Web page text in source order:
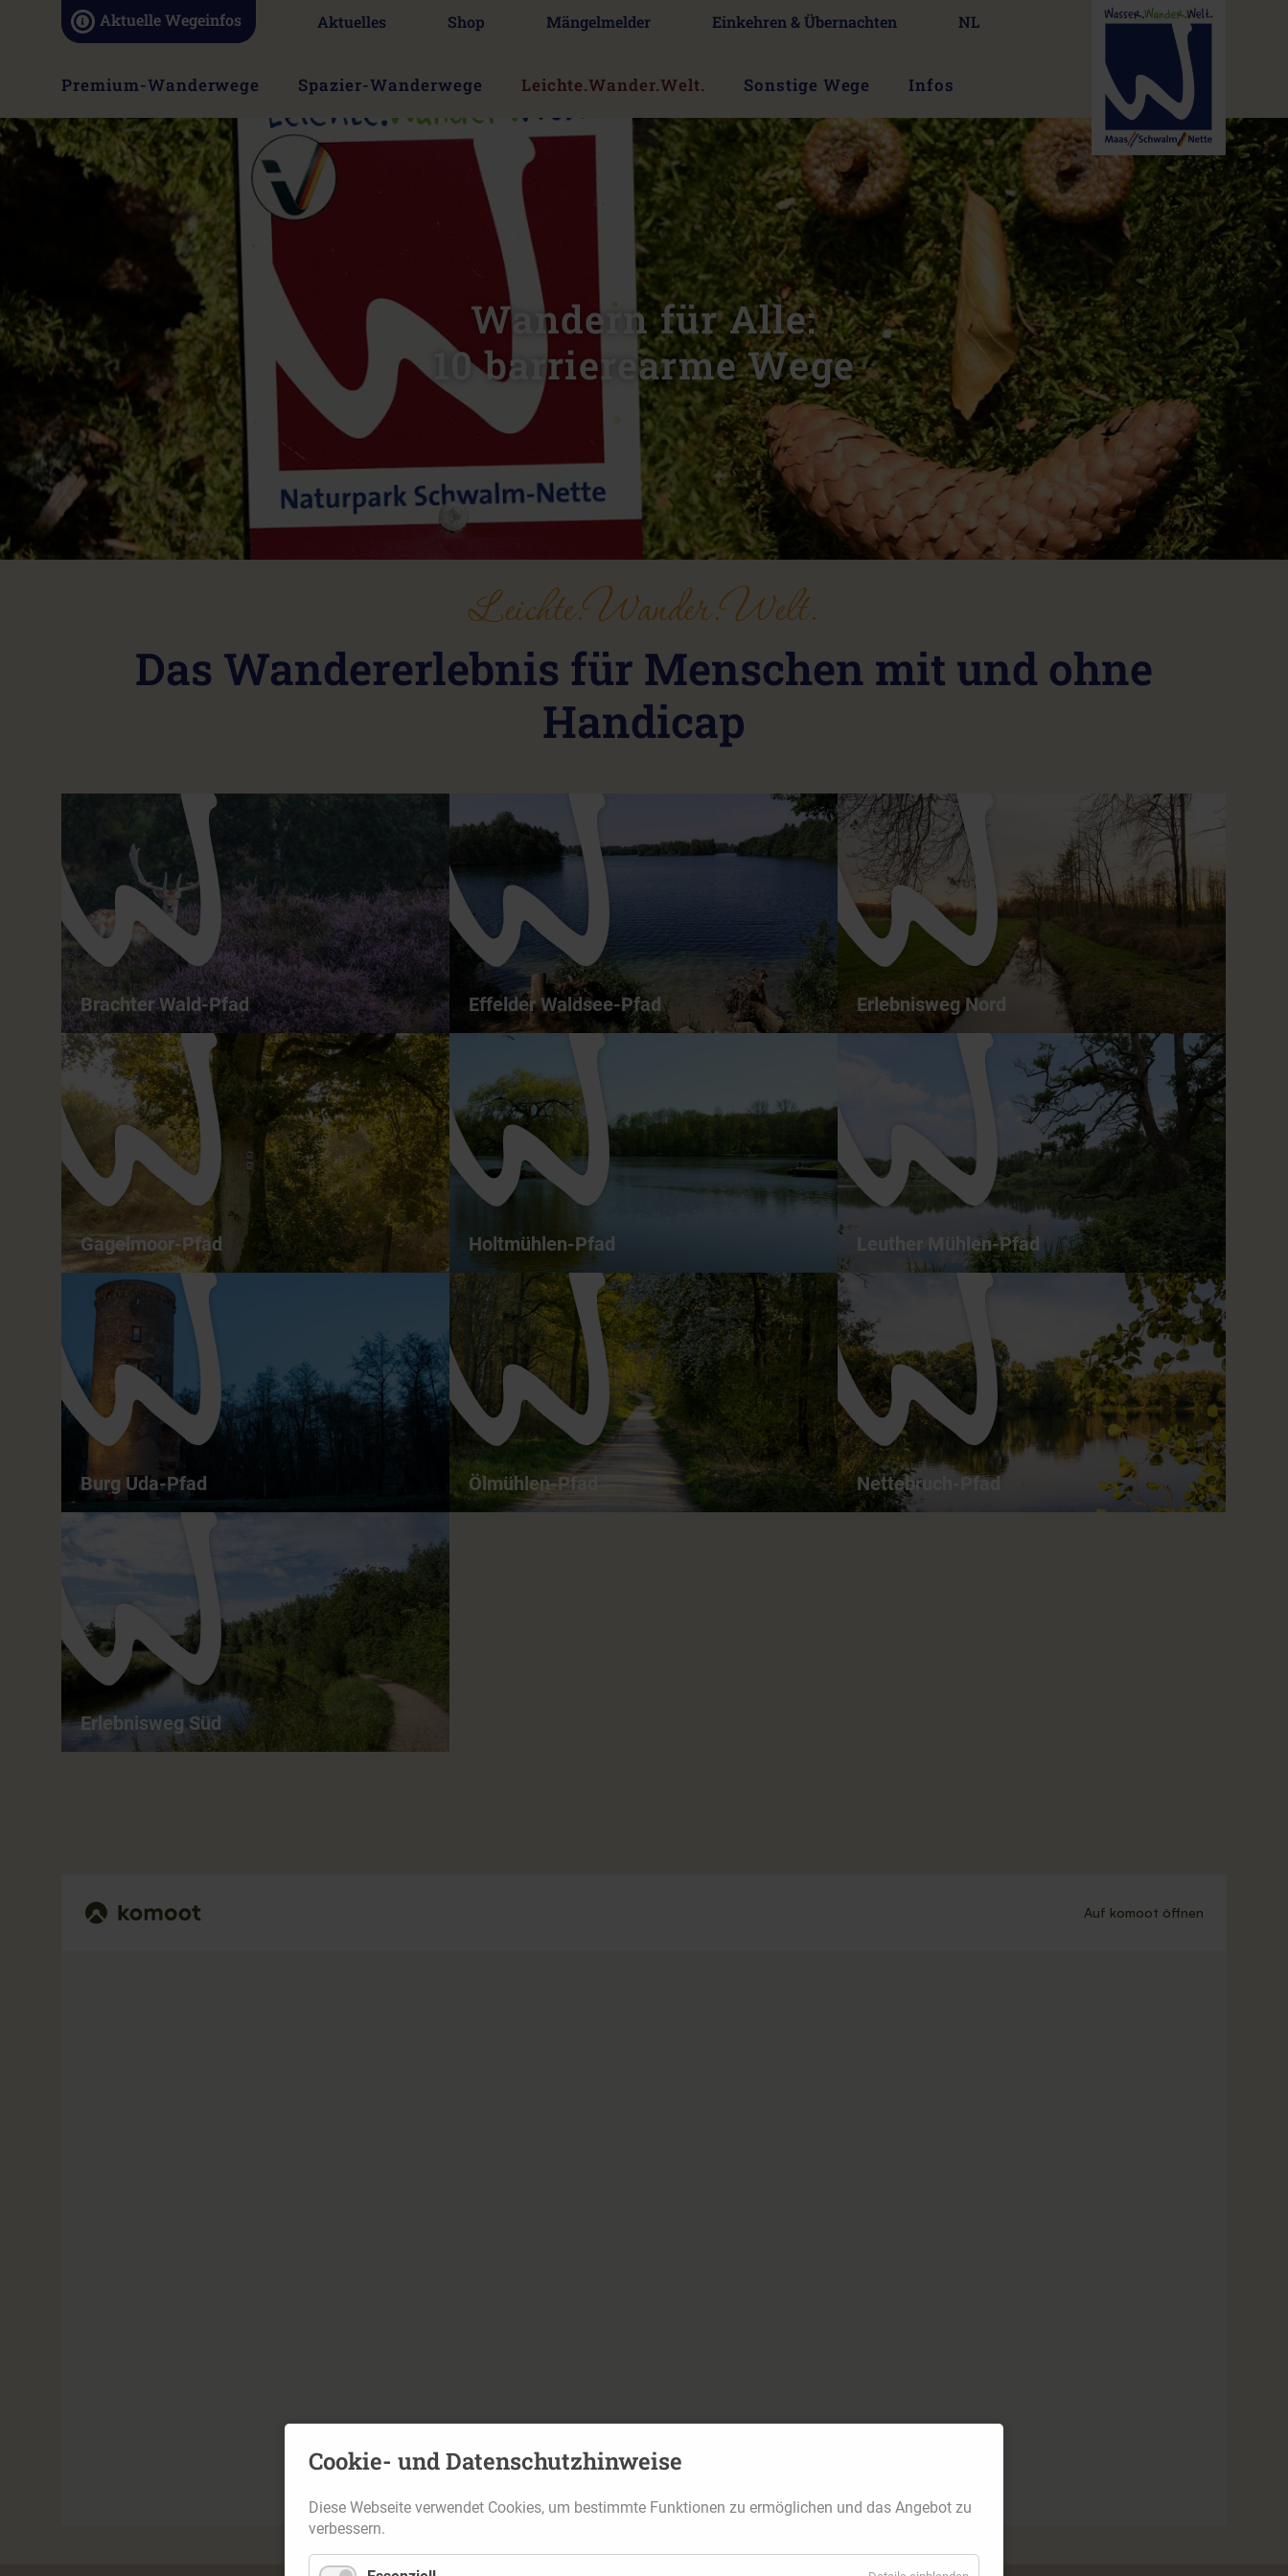
Navigation
überspringen
Aktuelle Wegeinfos Aktuelles Shop Mängelmelder Einkehren & Übernachten NL
Navigation
Premium-Wanderwege Spazier-Wanderwege Leichte.Wander.Welt. Sonstige Wege Infos
Wandern für Alle:
10 barrierearme Wege
Leichte.Wander.Welt.
Das Wandererlebnis für Menschen mit und ohne
Handicap
Brachter Wald-Pfad
Brachter Wald-Pfad - Facettenreiches und
einzigartiges Naturschutzgebiet
5,2 km
01:30 h
leicht
ganzjährig
Effelder Waldsee-Pfad
Effelder Waldsee-Pfad - Zwischen Effelder
Waldsee und Rothenbach
4,7 km
leicht
ganzjährig
Erlebnisweg Nord
Erlebnisweg Nord - Abwechslungsreicher
Wanderweg entlang der Niers
8,2 km
02:30 h
leicht
ganzjährig
Gagelmoor-Pfad
Gagelmoor-Pfad - Feuchte Bruchwälder,
Moor und kleine Heideflächen
3,6 km
01:30 h
leicht
ganzjährig
Holtmühlen-Pfad
Holtmühlen-Pfad - Abwechslungsreicher
Waldwanderweg
1,2 km
00:30 h
leicht
Leuther Mühlen-Pfad
Leuther Mühlen-Pfad - Rundwanderweg
entlang von naturnahen Wäldern, Weiden
und Seen
7,9 km
02:30 h
leicht
ganzjährig
Burg Uda-Pfad
Burg Uda-Pfad - Kulturdenkmäler, Wiesen
4,2 km
leicht
ganzjährig
Ölmühlen-Pfad Nettebruch-Pfad
Erlebnisweg Süd
leicht
Cookie- und Datenschutzhinweise
Diese Webseite verwendet Cookies, um bestimmte Funktionen zu ermöglichen und das Angebot zu
verbessern.